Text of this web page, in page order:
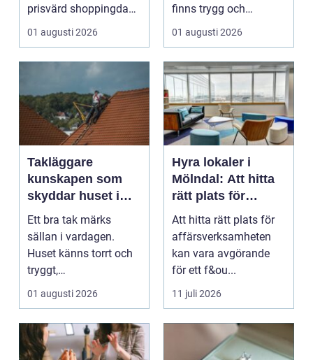
prisvärd shoppingdag
med en enkel och ...
01 augusti 2026
finns trygg och
prisvärd hjälp när bilen
01 augusti 2026
Takläggare
kunskapen som
skyddar huset i
längden
Ett bra tak märks
sällan i vardagen.
Huset känns torrt och
tryggt,
inomhusklimatet
fungerar och ener...
01 augusti 2026
Hyra lokaler i
Mölndal: Att hitta
rätt plats för
affärsverksamhete
Att hitta rätt plats för
affärsverksamheten
kan vara avgörande
för ett f&ou...
11 juli 2026